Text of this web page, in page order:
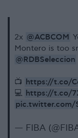
2x @ACBCOM
Montero is too
@RDBSeleccion
📺 https://t.co/
💻 https://t.co/
pic.twitter.com/
— FIBA